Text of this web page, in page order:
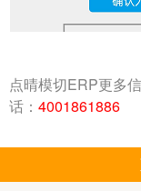
点晴模切ERP更多信
话： 4001861886